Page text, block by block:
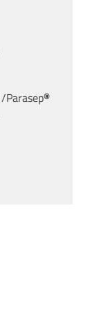
/Parasep®